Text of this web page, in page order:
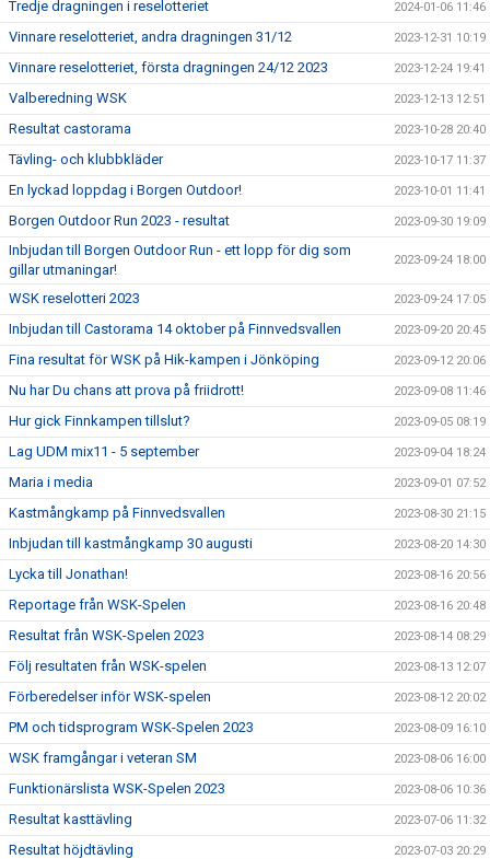
Tredje dragningen i reselotteriet 2024-01-06 11:46
Vinnare reselotteriet, andra dragningen 31/12 2023-12-31 10:19
Vinnare reselotteriet, första dragningen 24/12 2023 2023-12-24 19:41
Valberedning WSK 2023-12-13 12:51
Resultat castorama 2023-10-28 20:40
Tävling- och klubbkläder 2023-10-17 11:37
En lyckad loppdag i Borgen Outdoor! 2023-10-01 11:41
Borgen Outdoor Run 2023 - resultat 2023-09-30 19:09
Inbjudan till Borgen Outdoor Run - ett lopp för dig som
gillar utmaningar!
2023-09-24 18:00
WSK reselotteri 2023 2023-09-24 17:05
Inbjudan till Castorama 14 oktober på Finnvedsvallen 2023-09-20 20:45
Fina resultat för WSK på Hik-kampen i Jönköping 2023-09-12 20:06
Nu har Du chans att prova på friidrott! 2023-09-08 11:46
Hur gick Finnkampen tillslut? 2023-09-05 08:19
Lag UDM mix11 - 5 september 2023-09-04 18:24
Maria i media 2023-09-01 07:52
Kastmångkamp på Finnvedsvallen 2023-08-30 21:15
Inbjudan till kastmångkamp 30 augusti 2023-08-20 14:30
Lycka till Jonathan! 2023-08-16 20:56
Reportage från WSK-Spelen 2023-08-16 20:48
Resultat från WSK-Spelen 2023 2023-08-14 08:29
Följ resultaten från WSK-spelen 2023-08-13 12:07
Förberedelser inför WSK-spelen 2023-08-12 20:02
PM och tidsprogram WSK-Spelen 2023 2023-08-09 16:10
WSK framgångar i veteran SM 2023-08-06 16:00
Funktionärslista WSK-Spelen 2023 2023-08-06 10:36
Resultat kasttävling 2023-07-06 11:32
Resultat höjdtävling 2023-07-03 20:29